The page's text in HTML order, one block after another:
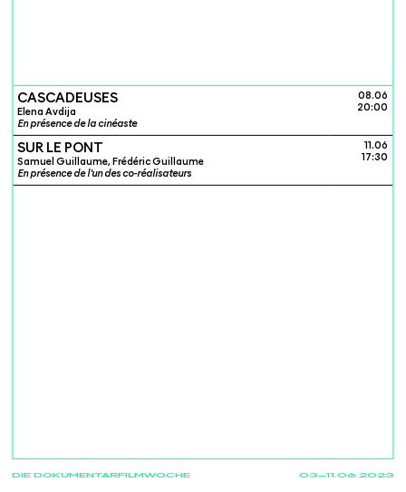
03—11.06.2023
DIE DOKUMENTARFILMWOCHE
CASCADEUSES
Elena Avdija
En présence de la cinéaste
08.06
20:00
SUR LE PONT
Samuel Guillaume, Frédéric Guillaume
En présence de l'un des co-réalisateurs
11.06
17:30